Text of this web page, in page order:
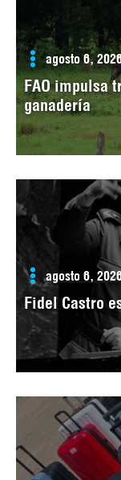
agosto 6,
FAO impulsa
ganadería
agosto 6,
Fidel Castro